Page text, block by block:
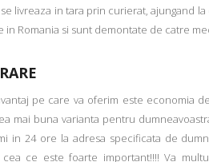
livreaza in tara prin curierat, ajungand
in Romania si sunt demontate de catre
pe care va oferim este economia
mai buna varianta pentru
in 24 ore la adresa specificata de
ce este foarte important!!!! Va